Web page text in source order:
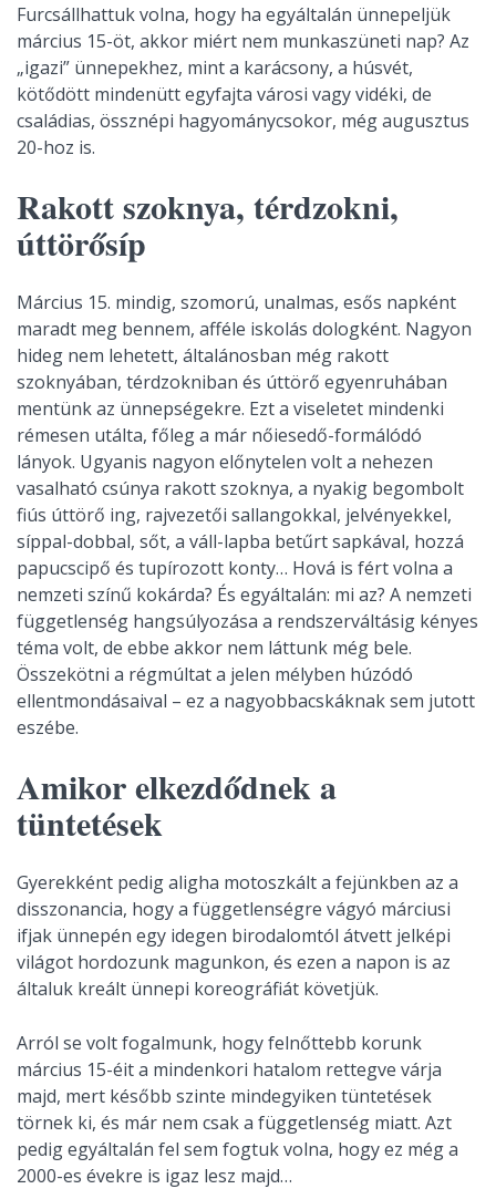
Furcsállhattuk volna, hogy ha egyáltalán ünnepeljük
március 15-öt, akkor miért nem munkaszüneti nap? Az
„igazi” ünnepekhez, mint a karácsony, a húsvét,
kötődött mindenütt egyfajta városi vagy vidéki, de
családias, össznépi hagyománycsokor, még augusztus
20-hoz is.
Rakott szoknya, térdzokni,
úttörősíp
Március 15. mindig, szomorú, unalmas, esős napként
maradt meg bennem, afféle iskolás dologként. Nagyon
hideg nem lehetett, általánosban még rakott
szoknyában, térdzokniban és úttörő egyenruhában
mentünk az ünnepségekre. Ezt a viseletet mindenki
rémesen utálta, főleg a már nőiesedő-formálódó
lányok. Ugyanis nagyon előnytelen volt a nehezen
vasalható csúnya rakott szoknya, a nyakig begombolt
fiús úttörő ing, rajvezetői sallangokkal, jelvényekkel,
síppal-dobbal, sőt, a váll-lapba betűrt sapkával, hozzá
papucscipő és tupírozott konty… Hová is fért volna a
nemzeti színű kokárda? És egyáltalán: mi az? A nemzeti
függetlenség hangsúlyozása a rendszerváltásig kényes
téma volt, de ebbe akkor nem láttunk még bele.
Összekötni a régmúltat a jelen mélyben húzódó
ellentmondásaival – ez a nagyobbacskáknak sem jutott
eszébe.
Amikor elkezdődnek a
tüntetések
Gyerekként pedig aligha motoszkált a fejünkben az a
disszonancia, hogy a függetlenségre vágyó márciusi
ifjak ünnepén egy idegen birodalomtól átvett jelképi
világot hordozunk magunkon, és ezen a napon is az
általuk kreált ünnepi koreográfiát követjük.
Arról se volt fogalmunk, hogy felnőttebb korunk
március 15-éit a mindenkori hatalom rettegve várja
majd, mert később szinte mindegyiken tüntetések
törnek ki, és már nem csak a függetlenség miatt. Azt
pedig egyáltalán fel sem fogtuk volna, hogy ez még a
2000-es évekre is igaz lesz majd…